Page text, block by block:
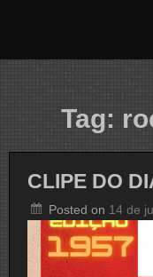
Tag:
CLIPE DO
Posted on 14 de